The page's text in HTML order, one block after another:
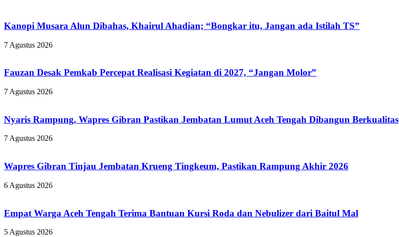
Kanopi Musara Alun Dibahas, Khairul Ahadian; “Bongkar itu, Jangan ada Istilah TS”
7 Agustus 2026
Fauzan Desak Pemkab Percepat Realisasi Kegiatan di 2027, “Jangan Molor”
7 Agustus 2026
Nyaris Rampung, Wapres Gibran Pastikan Jembatan Lumut Aceh Tengah Dibangun Berkualitas
7 Agustus 2026
Wapres Gibran Tinjau Jembatan Krueng Tingkeum, Pastikan Rampung Akhir 2026
6 Agustus 2026
Empat Warga Aceh Tengah Terima Bantuan Kursi Roda dan Nebulizer dari Baitul Mal
5 Agustus 2026